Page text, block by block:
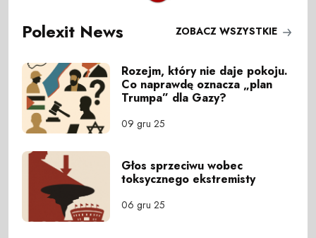
Polexit News ZOBACZ WSZYSTKIE
Rozejm, który nie daje pokoju.
Co naprawdę oznacza „plan
Trumpa” dla Gazy?
09 gru 25
Głos sprzeciwu wobec
toksycznego ekstremisty
06 gru 25